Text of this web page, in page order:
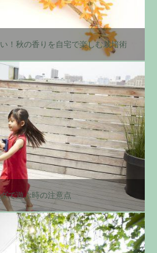
！秋の香りを自宅で楽しむ栽培術
で遊ぶ時の注意点